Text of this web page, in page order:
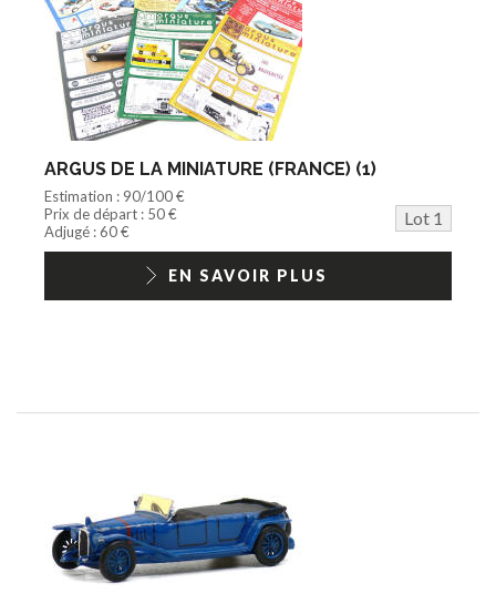
Action Figure
Peluche
Disque
Agricole
Documentation
Train HO
Playmobil/Lego
Barbie/Big Jim
Jouets Fast Food
Trading cards
1/18ème moderne
ARGUS DE LA MINIATURE (FRANCE) (1)
Estimation : 90/100 €
Prix de départ : 50 €
Lot 1
Adjugé : 60 €
EN SAVOIR PLUS